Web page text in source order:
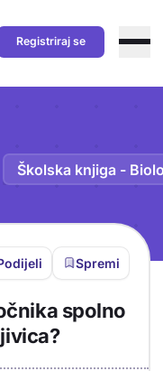
Registriraj se
Školska knjiga -
Spremi
spolno